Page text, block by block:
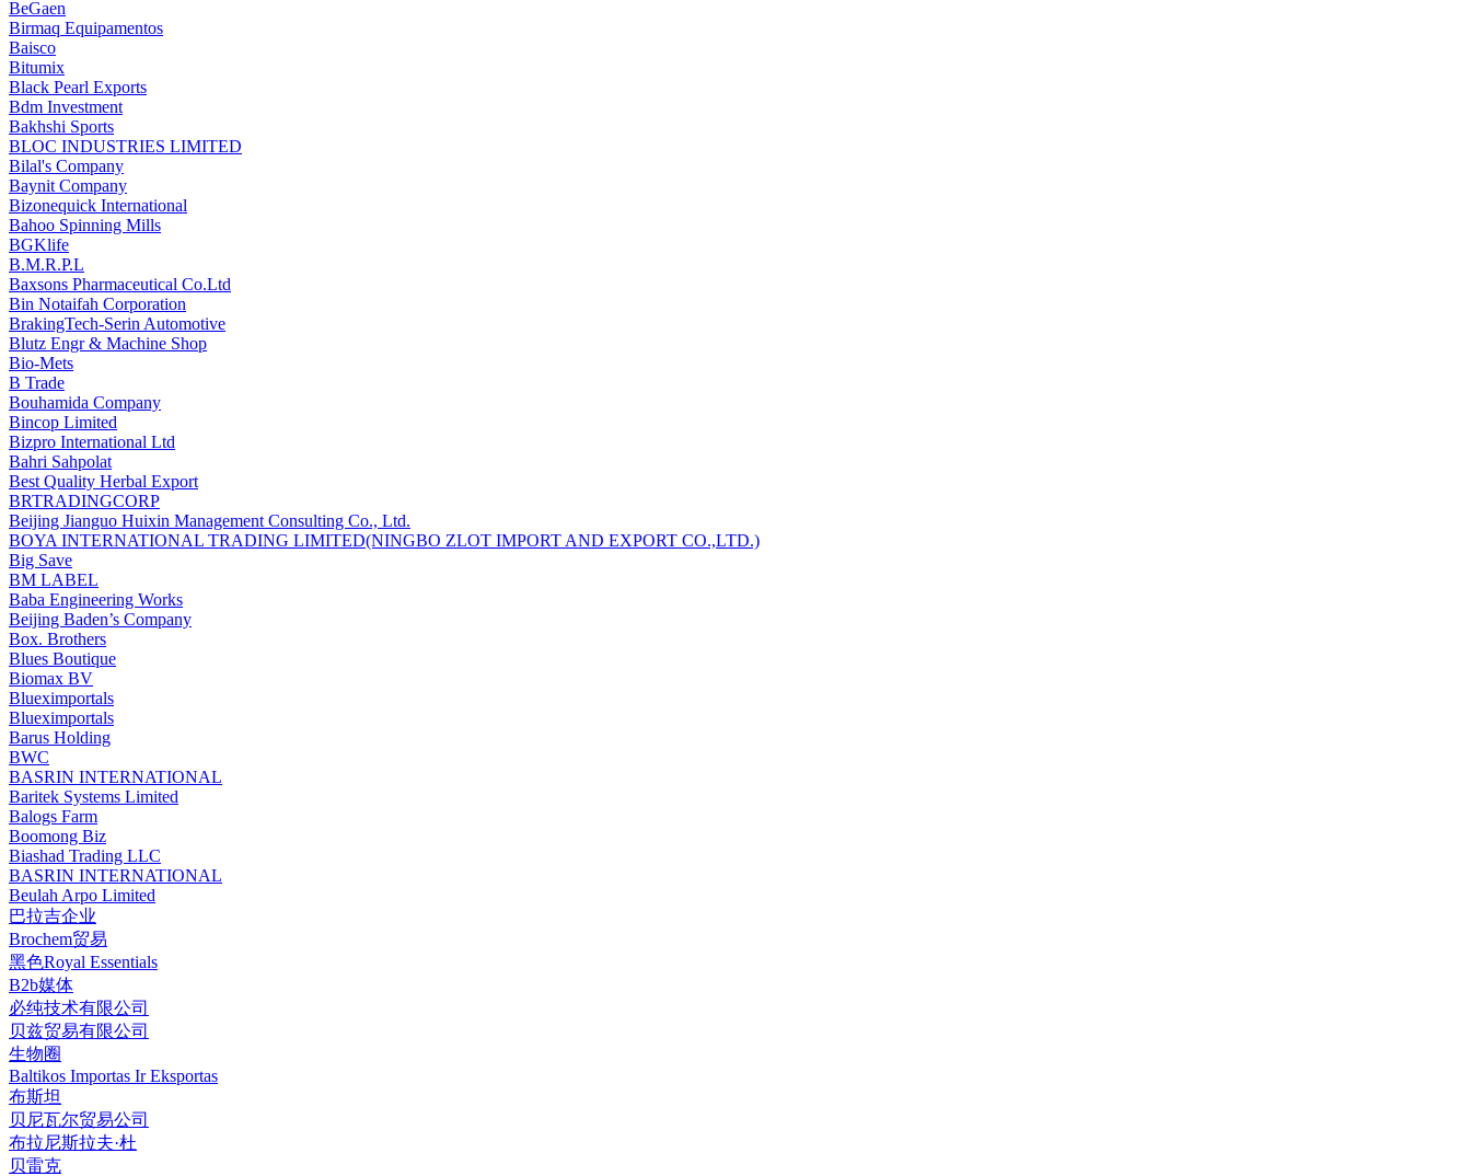
BeGaen
Birmaq Equipamentos
Baisco
Bitumix
Black Pearl Exports
Bdm Investment
Bakhshi Sports
BLOC INDUSTRIES LIMITED
Bilal's Company
Baynit Company
Bizonequick International
Bahoo Spinning Mills
BGKlife
B.M.R.P.L
Baxsons Pharmaceutical Co.Ltd
Bin Notaifah Corporation
BrakingTech-Serin Automotive
Blutz Engr & Machine Shop
Bio-Mets
B Trade
Bouhamida Company
Bincop Limited
Bizpro International Ltd
Bahri Sahpolat
Best Quality Herbal Export
BRTRADINGCORP
Beijing Jianguo Huixin Management Consulting Co., Ltd.
BOYA INTERNATIONAL TRADING LIMITED(NINGBO ZLOT IMPORT AND EXPORT CO.,LTD.)
Big Save
BM LABEL
Baba Engineering Works
Beijing Baden’s Company
Box. Brothers
Blues Boutique
Biomax BV
Blueximportals
Blueximportals
Barus Holding
BWC
BASRIN INTERNATIONAL
Baritek Systems Limited
Balogs Farm
Boomong Biz
Biashad Trading LLC
BASRIN INTERNATIONAL
Beulah Arpo Limited
巴拉吉企业
Brochem贸易
黑色Royal Essentials
B2b媒体
必纯技术有限公司
贝兹贸易有限公司
生物圈
Baltikos Importas Ir Eksportas
布斯坦
贝尼瓦尔贸易公司
布拉尼斯拉夫·杜
贝雷克